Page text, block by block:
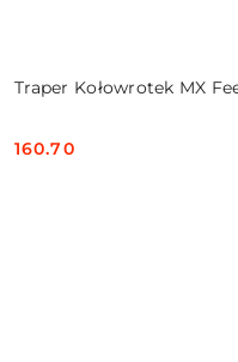
Traper Kołowrotek MX
Cena:
160.70